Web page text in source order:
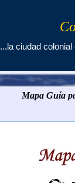
...la ciudad
Mapa Guía